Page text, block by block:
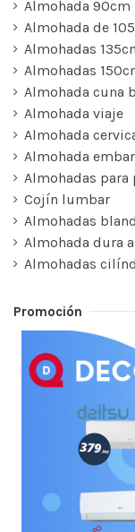
Almohada 90cm
Almohada de
Almohadas
Almohadas
Almohada cuna
Almohada viaje
Almohada
Almohada
Almohadas para
Cojín lumbar
Almohadas
Almohada dura
Almohadas
Promoción